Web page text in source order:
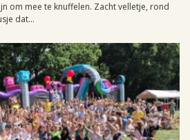
om mee te knuffelen. Zacht velletje, rond
dat...